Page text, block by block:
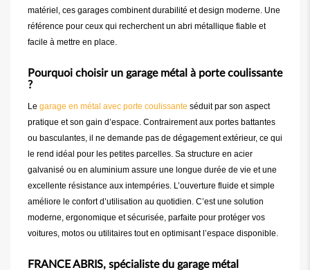
matériel, ces garages combinent durabilité et design moderne. Une
référence pour ceux qui recherchent un abri métallique fiable et
facile à mettre en place.
Pourquoi choisir un garage métal à porte coulissante
?
Le garage en métal avec porte coulissante séduit par son aspect
pratique et son gain d’espace. Contrairement aux portes battantes
ou basculantes, il ne demande pas de dégagement extérieur, ce qui
le rend idéal pour les petites parcelles. Sa structure en acier
galvanisé ou en aluminium assure une longue durée de vie et une
excellente résistance aux intempéries. L’ouverture fluide et simple
améliore le confort d’utilisation au quotidien. C’est une solution
moderne, ergonomique et sécurisée, parfaite pour protéger vos
voitures, motos ou utilitaires tout en optimisant l’espace disponible.
FRANCE ABRIS, spécialiste du garage métal